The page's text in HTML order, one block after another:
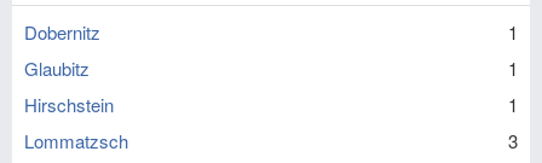
Dobernitz
1
Glaubitz
1
Hirschstein
1
Lommatzsch
3